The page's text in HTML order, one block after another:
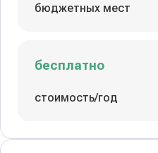
бюджетных мест
бесплатно
стоимость/год